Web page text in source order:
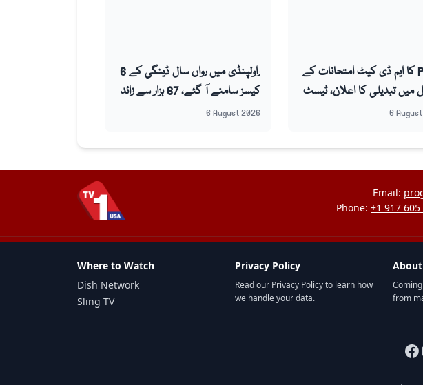
PMDC کا ایم ڈی کیٹ امتحانات کے
میں تبدیلی کا اعلان، ٹیسٹ
6
راولپنڈی میں رواں سال ڈینگی کے 6
کیسز سامنے آ گئے، 67 ہزار سے زائد
لاروا تلف، ہیلتھ اتھارٹی کی رپورٹ
6 August 2026
Email:
Phone:+1 917 605
Where to Watch
Dish Network
Sling TV
Privacy Policy
Read our Privacy Policyto learn how
we handle your data.
About
from